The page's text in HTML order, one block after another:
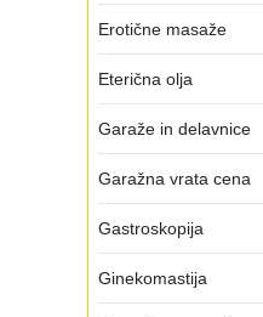
Erotične masaže
Eterična olja
Garaže in delavnice
Garažna vrata cena
Gastroskopija
Ginekomastija